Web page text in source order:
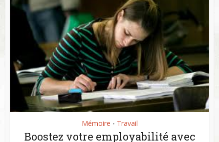
Mémoire • Travail
Boostez votre employabilité avec